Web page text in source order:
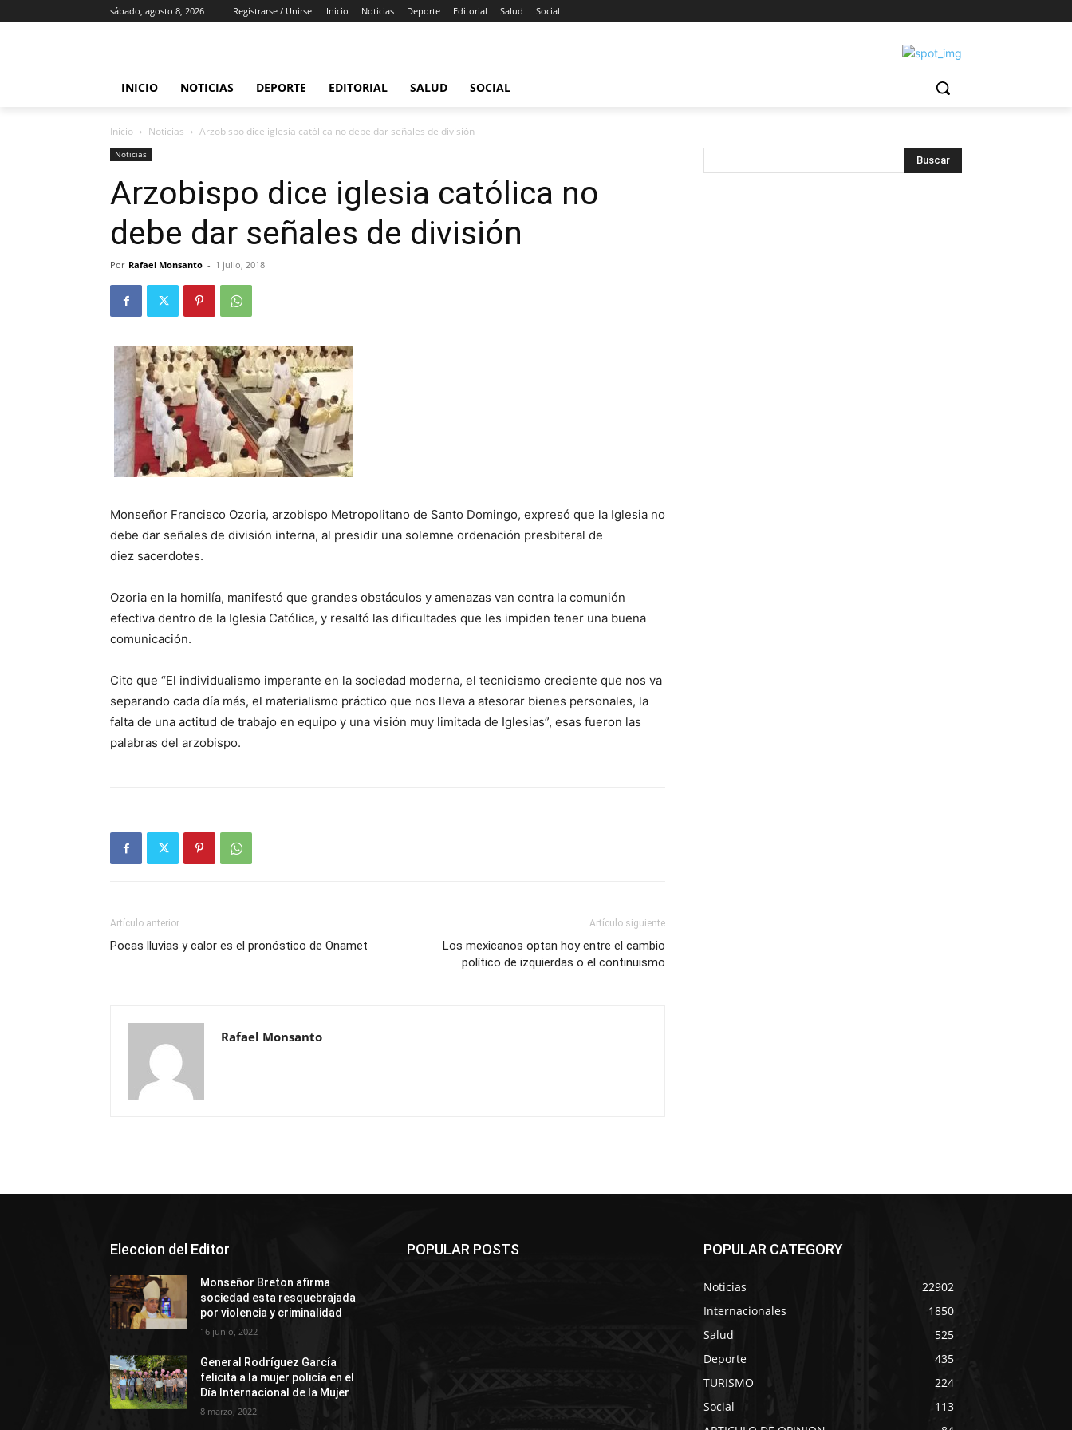
sábado, agosto 8, 2026 Registrarse / Unirse Inicio Noticias Deporte Editorial Salud Social
INICIO NOTICIAS DEPORTE EDITORIAL SALUD SOCIAL
Inicio Noticias Arzobispo dice iglesia católica no debe dar señales de división
Noticias
Arzobispo dice iglesia católica no
debe dar señales de división
Por Rafael Monsanto - 1 julio, 2018
Monseñor Francisco Ozoria, arzobispo Metropolitano de Santo Domingo, expresó que la Iglesia no
debe dar señales de división interna, al presidir una solemne ordenación presbiteral de
diez sacerdotes.
Ozoria en la homilía, manifestó que grandes obstáculos y amenazas van contra la comunión
efectiva dentro de la Iglesia Católica, y resaltó las dificultades que les impiden tener una buena
comunicación.
Cito que “El individualismo imperante en la sociedad moderna, el tecnicismo creciente que nos va
separando cada día más, el materialismo práctico que nos lleva a atesorar bienes personales, la
falta de una actitud de trabajo en equipo y una visión muy limitada de Iglesias”, esas fueron las
palabras del arzobispo.
Artículo anterior
Pocas lluvias y calor es el pronóstico de Onamet
Artículo siguiente
Los mexicanos optan hoy entre el cambio
político de izquierdas o el continuismo
Rafael Monsanto
Eleccion del Editor
Monseñor Breton afirma
sociedad esta resquebrajada
por violencia y criminalidad
16 junio, 2022
General Rodríguez García
felicita a la mujer policía en el
Día Internacional de la Mujer
8 marzo, 2022
POPULAR POSTS POPULAR CATEGORY
Noticias
22902
Internacionales
1850
Salud
525
Deporte
435
TURISMO
224
Social
113